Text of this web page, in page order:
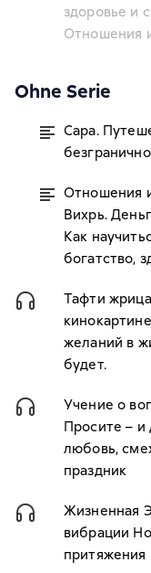
здоровье и
Отношения
Ohne Serie
Сара.
Отношения
Вихрь.
Как
богатство,
Тафти
желаний в
будет.
Учение о
Просите – и
любовь,
праздник
Жизненная
вибрации
притяжения